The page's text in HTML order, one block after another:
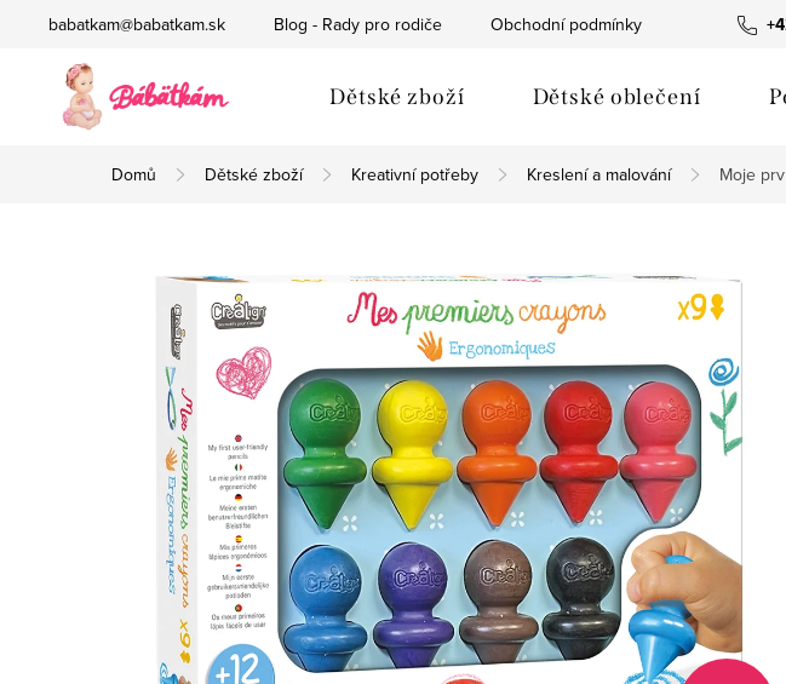
babatkam@babatkam.sk Blog - Rady pro rodiče Obchodní podmínky
Dětské zboží Dětské oblečení
Domů Dětské zboží Kreativní potřeby Kreslení a malování Moje